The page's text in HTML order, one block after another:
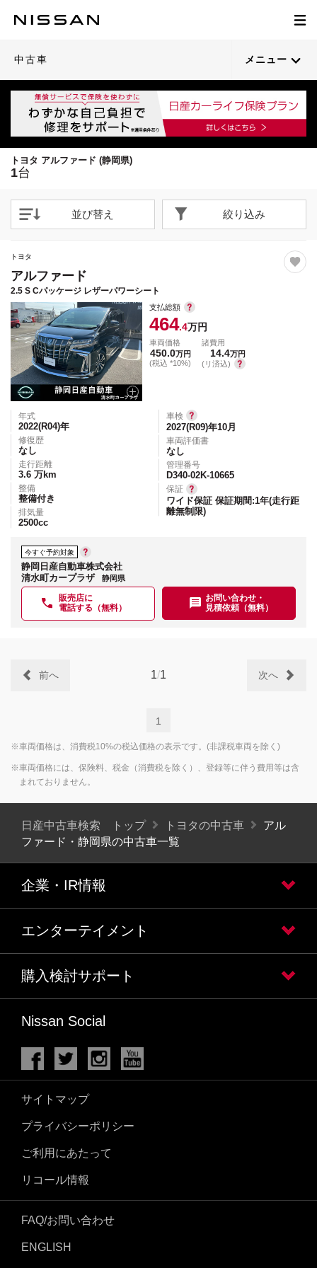
中古車 メニュー
トヨタ アルファード (静岡県)
1台
並び替え 絞り込み
39
閉じる
トヨタ
アルファード
2.5 S Cパッケージ レザーパワーシート
支払総額
464.4万円
車両価格
450.0万円
(税込 *10%)
諸費用
14.4万円
(リ済込)
年式
2022(R04)年
修復歴
なし
走行距離
3.6 万km
整備
整備付き
排気量
2500cc
車検
2027(R09)年10月
車両評価書
なし
管理番号
D340-02K-10665
保証
ワイド保証 保証期間:1年(走行距
離無制限)
今すぐ予約対象
静岡日産自動車株式会社
清水町カープラザ
静岡県
販売店に
電話する（無料）
お問い合わせ・
見積依頼（無料）
1/1
前へ 次へ
1
※車両価格は、消費税10%の税込価格の表示です。(非課税車両を除く)
※車両価格には、保険料、税金（消費税を除く）、登録等に伴う費用等は含
まれておりません。
日産中古車検索 トップ トヨタの中古車
アル
ファード・静岡県の中古車一覧
企業・IR情報
エンターテイメント
購入検討サポート
Nissan Social
サイトマップ
プライバシーポリシー
ご利用にあたって
リコール情報
FAQ/お問い合わせ
ENGLISH